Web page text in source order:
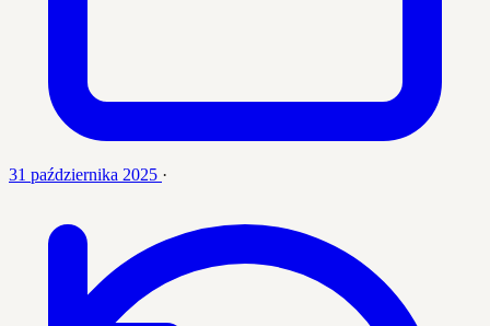
31 października 2025 ·